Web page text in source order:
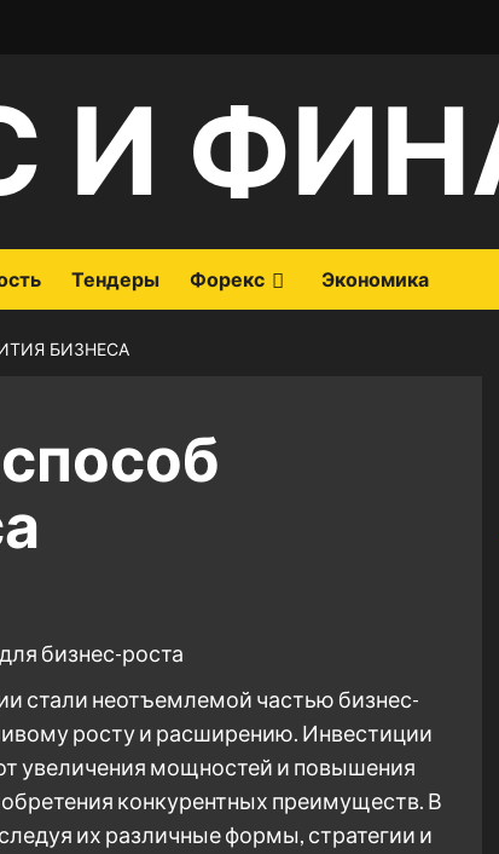
И
Тендеры Форекс Экономика
БИЗНЕСА
бизнес-роста
стали неотъемлемой частью бизнес-
росту и расширению. Инвестиции
увеличения мощностей и повышения
конкурентных преимуществ. В
их различные формы, стратегии и